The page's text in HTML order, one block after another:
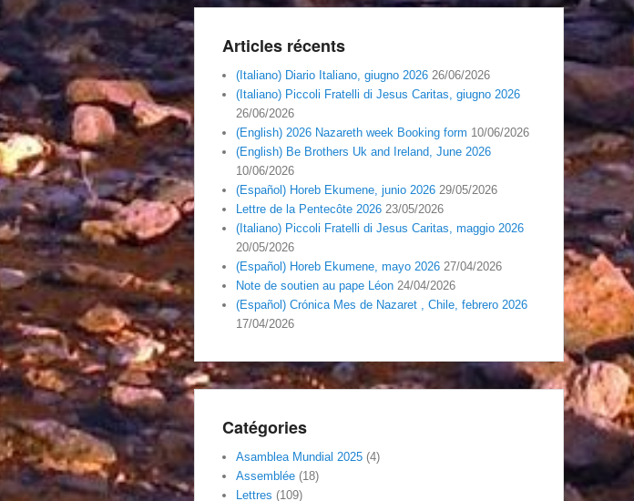
Articles récents
(Italiano) Diario Italiano, giugno 2026 26/06/2026
(Italiano) Piccoli Fratelli di Jesus Caritas, giugno 2026
26/06/2026
(English) 2026 Nazareth week Booking form 10/06/2026
(English) Be Brothers Uk and Ireland, June 2026
10/06/2026
(Español) Horeb Ekumene, junio 2026 29/05/2026
Lettre de la Pentecôte 2026 23/05/2026
(Italiano) Piccoli Fratelli di Jesus Caritas, maggio 2026
20/05/2026
(Español) Horeb Ekumene, mayo 2026 27/04/2026
Note de soutien au pape Léon 24/04/2026
(Español) Crónica Mes de Nazaret , Chile, febrero 2026
17/04/2026
Catégories
Asamblea Mundial 2025 (4)
Assemblée (18)
Lettres (109)